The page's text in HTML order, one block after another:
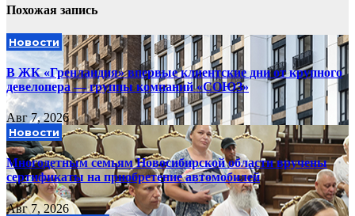
Похожая запись
Новости
В ЖК «Гренландия» впервые клиентские дни от крупного
девелопера — группы компаний «СОЮЗ»
Авг 7, 2026
Новости
Многодетным семьям Новосибирской области вручены
сертификаты на приобретение автомобилей
Авг 7, 2026